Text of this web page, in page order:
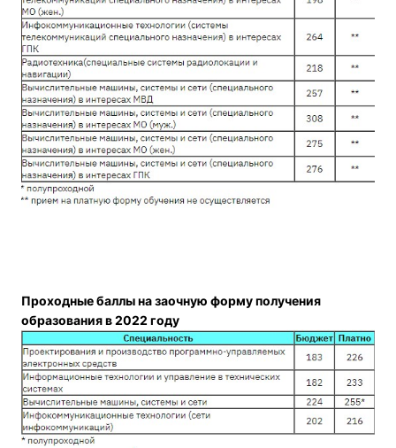
Проходные баллы на заочную форму получения
образования в 2022 году